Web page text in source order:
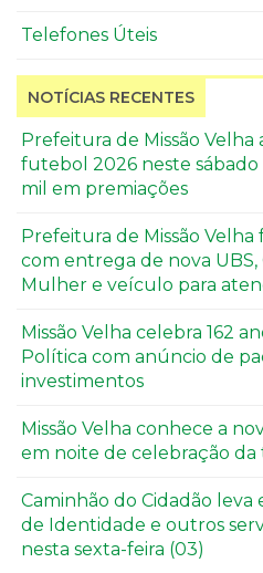
Telefones Úteis
NOTÍCIAS RECENTES
Prefeitura de Missão
futebol 2026 neste sábado
mil em premiações
Prefeitura de Missão
com entrega de nova
Mulher e veículo para
Missão Velha celebra 162
Política com anúncio de
investimentos
Missão Velha conhece a
em noite de celebração da
Caminhão do Cidadão leva
de Identidade e outros
nesta sexta-feira (03)